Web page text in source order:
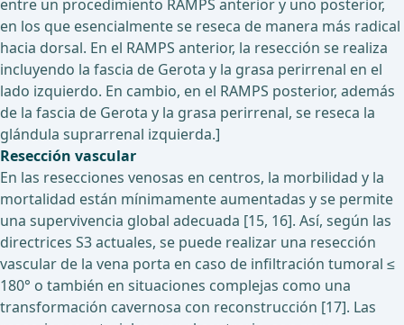
entre un procedimiento RAMPS anterior y uno posterior,
en los que esencialmente se reseca de manera más radical
hacia dorsal. En el RAMPS anterior, la resección se realiza
incluyendo la fascia de Gerota y la grasa perirrenal en el
lado izquierdo. En cambio, en el RAMPS posterior, además
de la fascia de Gerota y la grasa perirrenal, se reseca la
glándula suprarrenal izquierda.]
Resección vascular
En las resecciones venosas en centros, la morbilidad y la
mortalidad están mínimamente aumentadas y se permite
una supervivencia global adecuada [15, 16]. Así, según las
directrices S3 actuales, se puede realizar una resección
vascular de la vena porta en caso de infiltración tumoral ≤
180° o también en situaciones complejas como una
transformación cavernosa con reconstrucción [17]. Las